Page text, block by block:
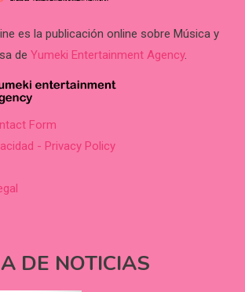
es la publicación online sobre Música y
de Yumeki Entertainment Agency.
Form
- Privacy Policy
DE NOTICIAS